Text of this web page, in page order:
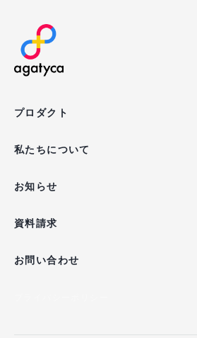
プロダクト
私たちについて
お知らせ
資料請求
お問い合わせ